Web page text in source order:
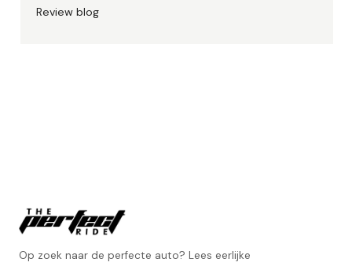
Review blog
Op zoek naar de perfecte auto? Lees eerlijke